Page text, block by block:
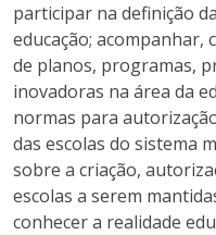
participar na definição
educação; acompanhar,
de planos, programas,
inovadoras na área da
normas para
das escolas do sistema
sobre a criação,
escolas a serem
conhecer a realidade